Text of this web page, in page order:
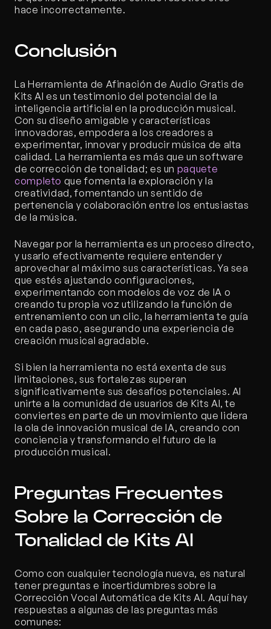
hace incorrectamente.
Conclusión
La Herramienta de Afinación de Audio Gratis de
Kits AI es un testimonio del potencial de la
inteligencia artificial en la producción musical.
Con su diseño amigable y características
innovadoras, empodera a los creadores a
experimentar, innovar y producir música de alta
calidad. La herramienta es más que un software
de corrección de tonalidad; es un paquete
completo que fomenta la exploración y la
creatividad, fomentando un sentido de
pertenencia y colaboración entre los entusiastas
de la música.
Navegar por la herramienta es un proceso directo,
y usarlo efectivamente requiere entender y
aprovechar al máximo sus características. Ya sea
que estés ajustando configuraciones,
experimentando con modelos de voz de IA o
creando tu propia voz utilizando la función de
entrenamiento con un clic, la herramienta te guía
en cada paso, asegurando una experiencia de
creación musical agradable.
Si bien la herramienta no está exenta de sus
limitaciones, sus fortalezas superan
significativamente sus desafíos potenciales. Al
unirte a la comunidad de usuarios de Kits AI, te
conviertes en parte de un movimiento que lidera
la ola de innovación musical de IA, creando con
conciencia y transformando el futuro de la
producción musical.
Preguntas Frecuentes
Sobre la Corrección de
Tonalidad de Kits AI
Como con cualquier tecnología nueva, es natural
tener preguntas e incertidumbres sobre la
Corrección Vocal Automática de Kits AI. Aquí hay
respuestas a algunas de las preguntas más
comunes: